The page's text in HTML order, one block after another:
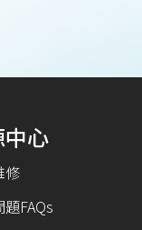
心
修
FAQs